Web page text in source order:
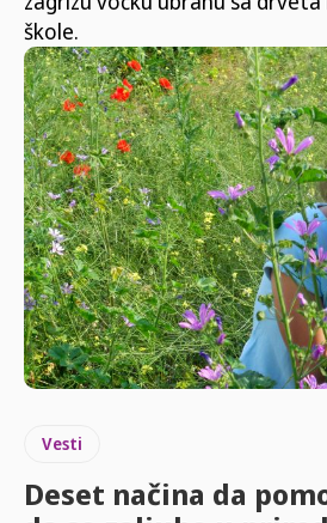
škole.
Vesti
Deset načina da